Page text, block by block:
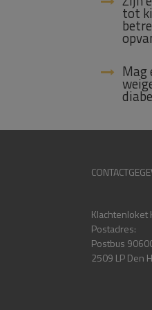
tot
Mag
Klachtenloket
Postadres:
Postbus
2509 LP Den